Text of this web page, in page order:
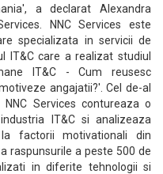
a declarat Alexandra
NNC Services este
specializata in servicii de
IT&C care a realizat studiul
IT&C - Cum reusesc
angajatii?'. Cel de-al
Services contureaza o
IT&C si analizeaza
factorii motivationali din
raspunsurile a peste 500 de
in diferite tehnologii si